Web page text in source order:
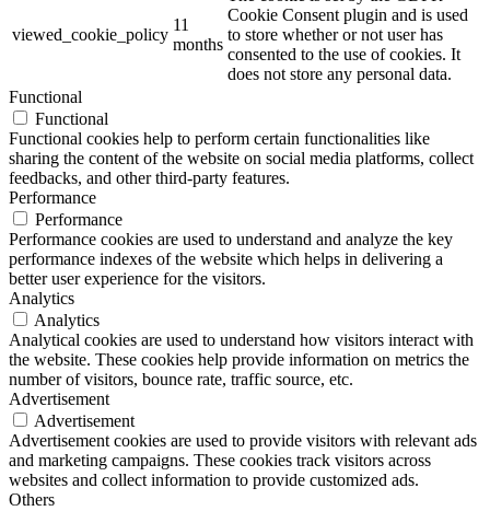
viewed_cookie_policy
11
months
Cookie Consent plugin and is used
to store whether or not user has
consented to the use of cookies. It
does not store any personal data.
Functional
Functional
Functional cookies help to perform certain functionalities like
sharing the content of the website on social media platforms, collect
feedbacks, and other third-party features.
Performance
Performance
Performance cookies are used to understand and analyze the key
performance indexes of the website which helps in delivering a
better user experience for the visitors.
Analytics
Analytics
Analytical cookies are used to understand how visitors interact with
the website. These cookies help provide information on metrics the
number of visitors, bounce rate, traffic source, etc.
Advertisement
Advertisement
Advertisement cookies are used to provide visitors with relevant ads
and marketing campaigns. These cookies track visitors across
websites and collect information to provide customized ads.
Others